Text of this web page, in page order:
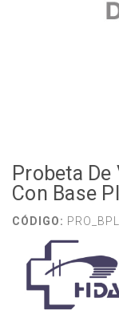
Probeta
Con Base
CÓDIGO: